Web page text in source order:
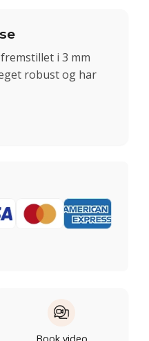
i 3 mm
robust og har